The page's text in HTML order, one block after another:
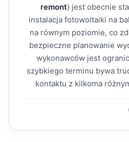
remont) jest obecnie
instalacja fotowoltaiki na
na równym poziomie, co
bezpieczne planowanie
wykonawców jest
szybkiego terminu bywa
kontaktu z kilkoma